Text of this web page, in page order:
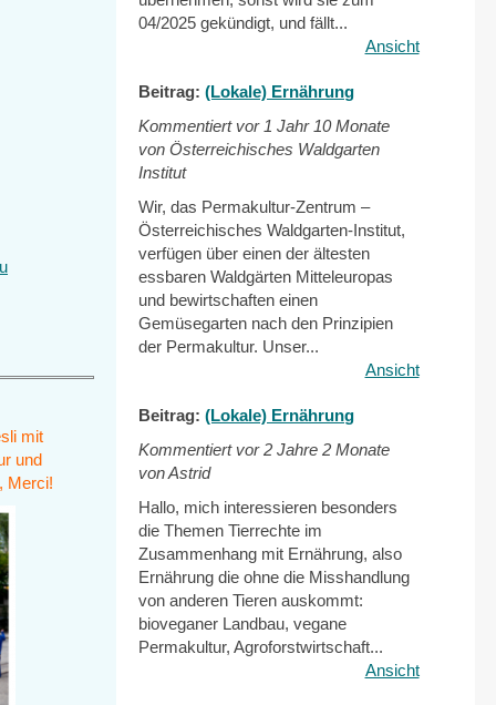
mit
und
Merci!
04/2025 gekündigt, und fällt...
Ansicht
Beitrag:(Lokale) Ernährung
Kommentiert vor 1 Jahr 10 Monate
von Österreichisches Waldgarten
Institut
Wir, das Permakultur-Zentrum –
Österreichisches Waldgarten-Institut,
verfügen über einen der ältesten
essbaren Waldgärten Mitteleuropas
und bewirtschaften einen
Gemüsegarten nach den Prinzipien
der Permakultur. Unser...
Ansicht
Beitrag:(Lokale) Ernährung
Kommentiert vor2 Jahre 2 Monate
von Astrid
Hallo, mich interessieren besonders
die Themen Tierrechte im
Zusammenhang mit Ernährung, also
Ernährung die ohne die Misshandlung
von anderen Tieren auskommt:
bioveganer Landbau, vegane
Permakultur, Agroforstwirtschaft...
Ansicht